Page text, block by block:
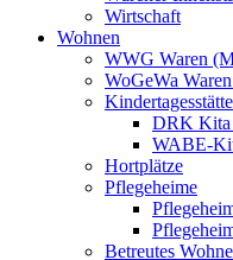
Wirtschaft
Wohnen
WWG Waren
WoGeWa
DRK Kita
WABE-
Hortplätze
Pflegeheime
Betreutes